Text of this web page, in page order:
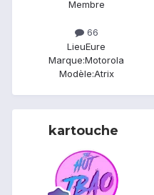
Membre
66
LieuEure
Marque:Motorola
Modèle:Atrix
kartouche